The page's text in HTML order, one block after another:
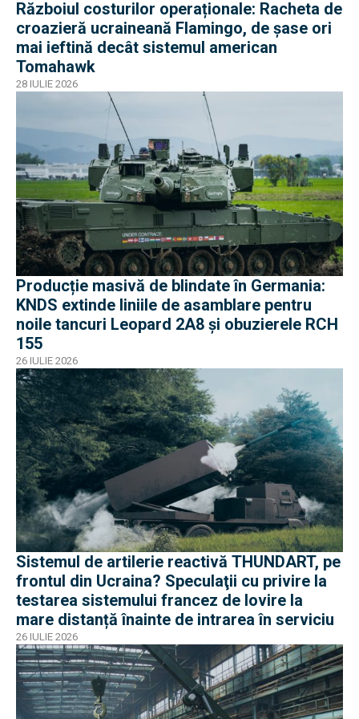
Războiul costurilor operaționale: Racheta de
croazieră ucraineană Flamingo, de șase ori
mai ieftină decât sistemul american
Tomahawk
28 IULIE 2026
Producție masivă de blindate în Germania:
KNDS extinde liniile de asamblare pentru
noile tancuri Leopard 2A8 și obuzierele RCH
155
26 IULIE 2026
Sistemul de artilerie reactivă THUNDART, pe
frontul din Ucraina? Speculaţii cu privire la
testarea sistemului francez de lovire la
mare distanță înainte de intrarea în serviciu
26 IULIE 2026